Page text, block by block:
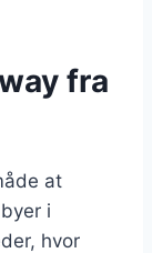
fra
at
i
hvor